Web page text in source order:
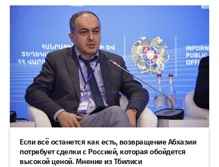
Если всё останется как есть, возвращение Абхазии
потребует сделки с Россией, которая обойдется
высокой ценой. Мнение из Тбилиси